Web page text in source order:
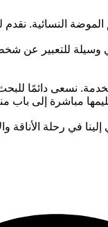
النسائية. نقدم
عن شخصيتك
نسعى دائمًا
مباشرة إلى باب
في رحلة الأناقة